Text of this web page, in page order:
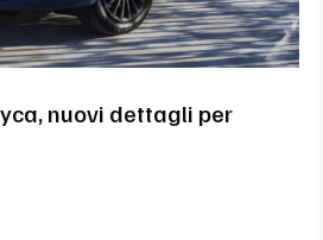
nuovi dettagli per